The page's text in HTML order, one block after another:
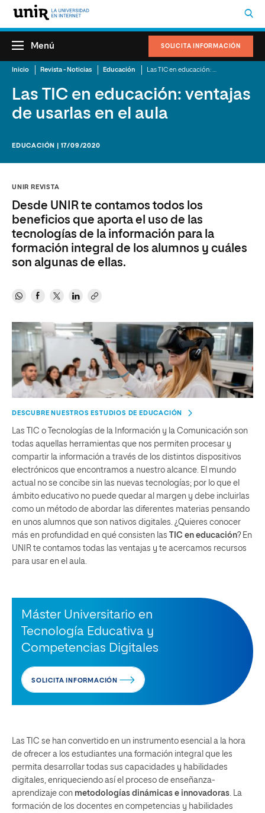
SOLICITA INFORMACIÓN
Menú
Inicio Revista - Noticias Educación
Las TIC en educación: ventajas
de usarlas en el aula
EDUCACIÓN | 17/09/2020
UNIR REVISTA
Desde UNIR te contamos todos los
beneficios que aporta el uso de las
tecnologías de la información para la
formación integral de los alumnos y cuáles
son algunas de ellas.
DESCUBRE NUESTROS ESTUDIOS DE EDUCACIÓN
Las TIC o Tecnologías de la Información y la Comunicación son
todas aquellas herramientas que nos permiten procesar y
compartir la información a través de los distintos dispositivos
electrónicos que encontramos a nuestro alcance. El mundo
actual no se concibe sin las nuevas tecnologías; por lo que el
ámbito educativo no puede quedar al margen y debe incluirlas
como un método de abordar las diferentes materias pensando
en unos alumnos que son nativos digitales. ¿Quieres conocer
más en profundidad en qué consisten las TIC en educación? En
UNIR te contamos todas las ventajas y te acercamos recursos
para usar en el aula.
Máster Universitario en
Tecnología Educativa y
Competencias Digitales
SOLICITA INFORMACIÓN
Las TIC se han convertido en un instrumento esencial a la hora
de ofrecer a los estudiantes una formación integral que les
permita desarrollar todas sus capacidades y habilidades
digitales, enriqueciendo así el proceso de enseñanza-
aprendizaje con metodologías dinámicas e innovadoras . La
formación de los docentes en competencias y habilidades